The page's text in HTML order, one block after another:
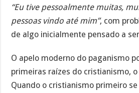
“Eu tive pessoalmente muitas,
pessoas vindo até mim”, com
de algo inicialmente pensado a
O apelo moderno do paganismo
primeiras raízes do cristianismo,
Quando o cristianismo primeiro